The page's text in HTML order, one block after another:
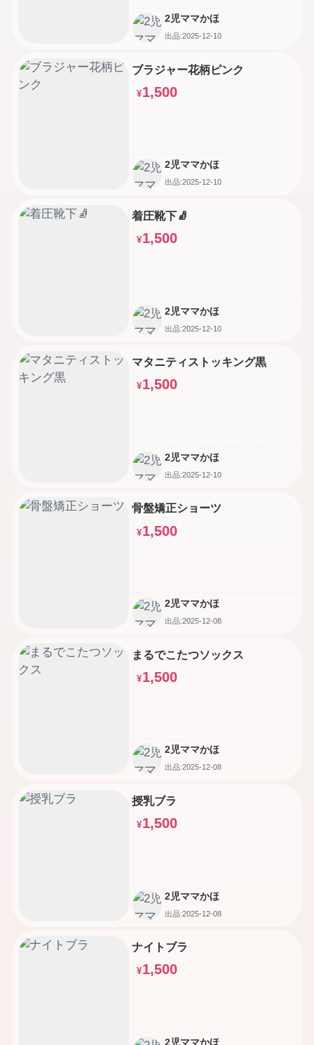
2児ママかほ
出品:2025-12-10
ブラジャー花柄ピンク
¥1,500
2児ママかほ
出品:2025-12-10
着圧靴下🧦
¥1,500
2児ママかほ
出品:2025-12-10
マタニティストッキング黒
¥1,500
2児ママかほ
出品:2025-12-10
骨盤矯正ショーツ
¥1,500
2児ママかほ
出品:2025-12-08
まるでこたつソックス
¥1,500
2児ママかほ
出品:2025-12-08
授乳ブラ
¥1,500
2児ママかほ
出品:2025-12-08
ナイトブラ
¥1,500
2児ママかほ